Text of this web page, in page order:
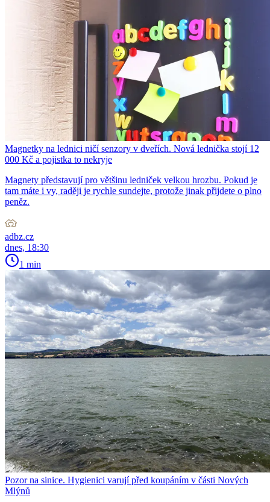
Magnetky na lednici ničí senzory v dveřích. Nová lednička stojí 12
000 Kč a pojistka to nekryje
Magnety představují pro většinu ledniček velkou hrozbu. Pokud je
tam máte i vy, raději je rychle sundejte, protože jinak přijdete o plno
peněz.
adbz.cz
dnes, 18:30
1 min
Pozor na sinice. Hygienici varují před koupáním v části Nových
Mlýnů